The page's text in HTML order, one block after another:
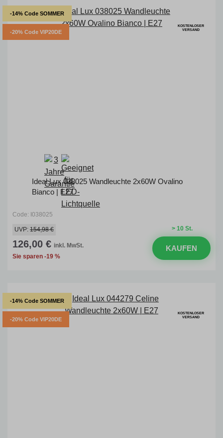
-14% Code SOMMER
-20% Code VIP20DE
KOSTENLOSER
VERSAND
Ideal Lux 038025 Wandleuchte 2x60W Ovalino
Bianco | E27
Code: I038025
> 10 St.
UVP: 154,98 €
126,00 € inkl. MwSt.
Sie sparen -19 %
KAUFEN
-14% Code SOMMER
-20% Code VIP20DE
KOSTENLOSER
VERSAND